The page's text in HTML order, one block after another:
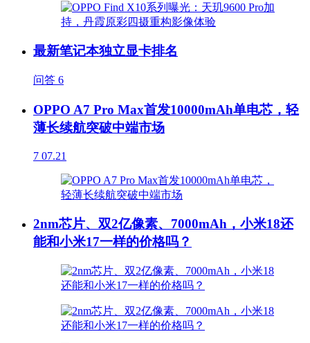
最新笔记本独立显卡排名
问答 6
OPPO A7 Pro Max首发10000mAh单电芯，轻
薄长续航突破中端市场
7 07.21
2nm芯片、双2亿像素、7000mAh，小米18还
能和小米17一样的价格吗？